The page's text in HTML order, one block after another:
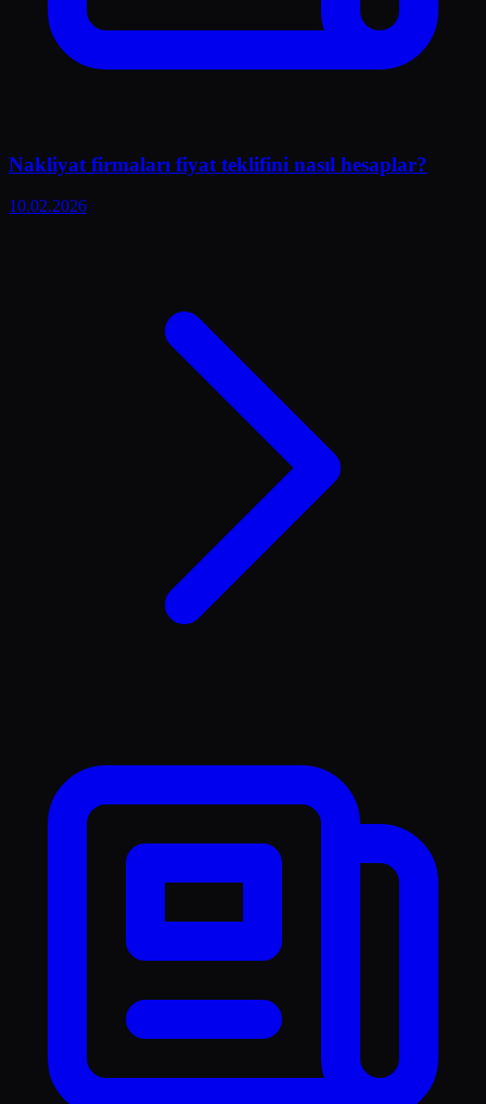
Nakliyat firmaları fiyat teklifini nasıl hesaplar?
10.02.2026